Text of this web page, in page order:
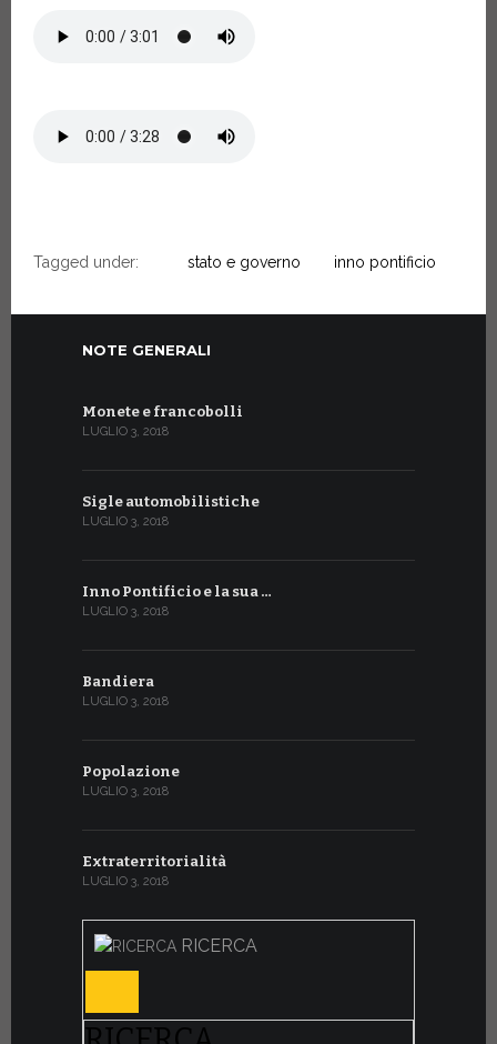
Tagged under: stato e governo inno pontificio
NOTE GENERALI
Monete e francobolli
LUGLIO 3, 2018
Sigle automobilistiche
LUGLIO 3, 2018
Inno Pontificio e la sua …
LUGLIO 3, 2018
Bandiera
LUGLIO 3, 2018
Popolazione
LUGLIO 3, 2018
Extraterritorialità
LUGLIO 3, 2018
RICERCA